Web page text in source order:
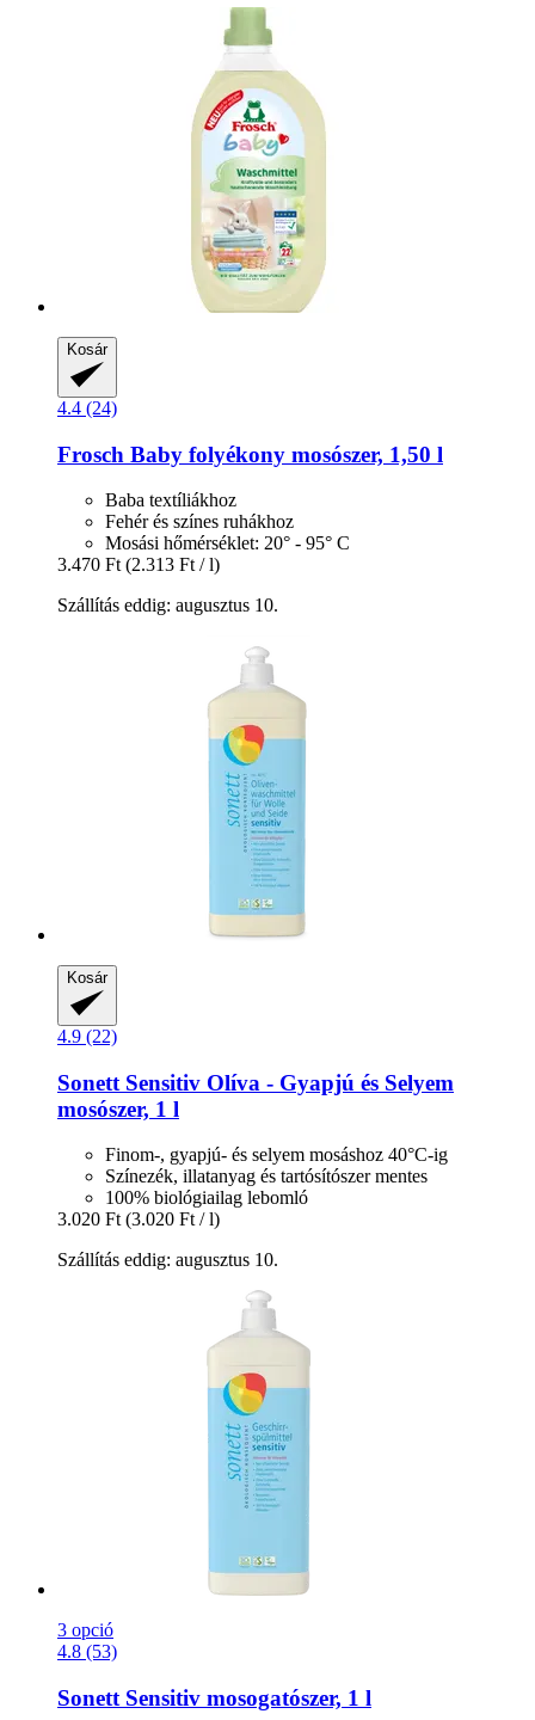
Kosár
4.4 (24)
Frosch Baby folyékony mosószer, 1,50 l
Baba textíliákhoz
Fehér és színes ruhákhoz
Mosási hőmérséklet: 20° - 95° C
3.470 Ft (2.313 Ft / l)
Szállítás eddig: augusztus 10.
Kosár
4.9 (22)
Sonett Sensitiv Olíva -​ Gyapjú és Selyem
mosószer, 1 l
Finom-, gyapjú- és selyem mosáshoz 40°C-ig
Színezék, illatanyag és tartósítószer mentes
100% biológiailag lebomló
3.020 Ft (3.020 Ft / l)
Szállítás eddig: augusztus 10.
3 opció
4.8 (53)
Sonett Sensitiv mosogatószer, 1 l